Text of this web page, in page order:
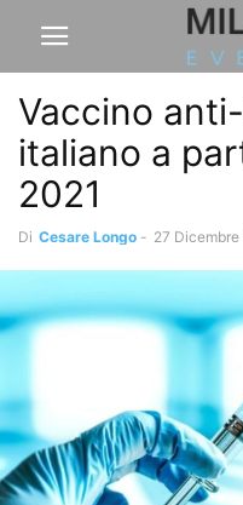
Vaccino
italiano a
2021
Di Cesare Longo - 27